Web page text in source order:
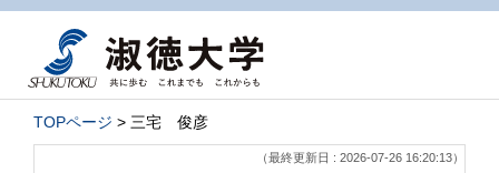
TOPページ > 三宅 俊彦
（最終更新日 : 2026-07-26 16:20:13）